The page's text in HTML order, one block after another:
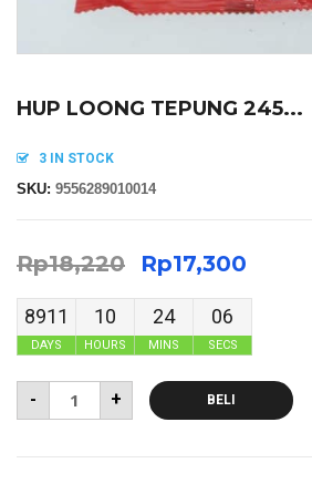
HUP LOONG TEPUNG 245...
3 IN STOCK
SKU: 9556289010014
Rp18,220 Rp17,300
8911
DAYS
10
HOURS
24
MINS
06
SECS
- + BELI